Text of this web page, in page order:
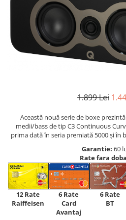
1.899 Lei
Această nouă serie de boxe
medii/bass de tip C3 Continuous
prima dată în seria premiată 5000 și în
Garantie: 60
Rate fara
12 Rate
Raiffeisen
6 Rate
Card
Avantaj
6 Rate
BT